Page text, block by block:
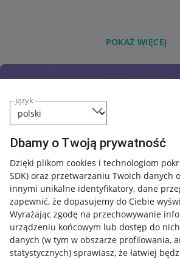
język
Dbamy o Twoją prywatność
Dzięki plikom cookies i technologiom
SDK) oraz przetwarzaniu Twoich danych
innymi unikalne identyfikatory, dane
zapewnić, że dopasujemy do Ciebie
Wyrażając zgodę na przechowywanie
urządzeniu końcowym lub dostęp do
danych (w tym w obszarze profilowania,
statystycznych) sprawiasz, że łatwiej
POKAŻ WIĘCEJ